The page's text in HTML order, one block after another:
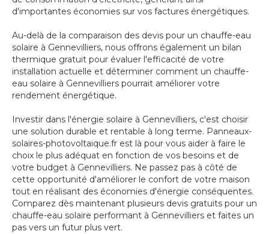
d'importantes économies sur vos factures énergétiques.
Au-delà de la comparaison des devis pour un chauffe-eau
solaire à Gennevilliers, nous offrons également un bilan
thermique gratuit pour évaluer l'efficacité de votre
installation actuelle et déterminer comment un chauffe-
eau solaire à Gennevilliers pourrait améliorer votre
rendement énergétique.
Investir dans l'énergie solaire à Gennevilliers, c'est choisir
une solution durable et rentable à long terme. Panneaux-
solaires-photovoltaique.fr est là pour vous aider à faire le
choix le plus adéquat en fonction de vos besoins et de
votre budget à Gennevilliers. Ne passez pas à côté de
cette opportunité d'améliorer le confort de votre maison
tout en réalisant des économies d'énergie conséquentes.
Comparez dès maintenant plusieurs devis gratuits pour un
chauffe-eau solaire performant à Gennevilliers et faites un
pas vers un futur plus vert.